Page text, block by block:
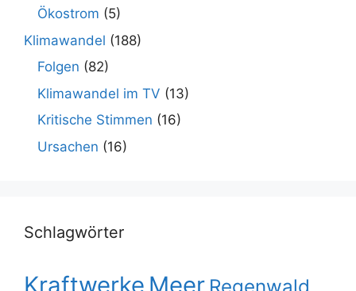
Ökostrom (5)
Klimawandel (188)
Folgen (82)
Klimawandel im TV (13)
Kritische Stimmen (16)
Ursachen (16)
Schlagwörter
Kraftwerke Meer Regenwald